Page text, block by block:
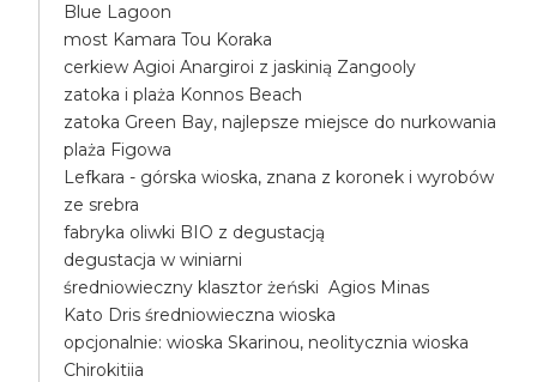
Blue Lagoon
most Kamara Tou Koraka
cerkiew Agioi Anargiroi z jaskinią Zangooly
zatoka i plaża Konnos Beach
zatoka Green Bay, najlepsze miejsce do nurkowania
plaża Figowa
Lefkara - górska wioska, znana z koronek i wyrobów
ze srebra
fabryka oliwki BIO z degustacją
degustacja w winiarni
średniowieczny klasztor żeński Agios Minas
Kato Dris średniowieczna wioska
opcjonalnie: wioska Skarinou, neolitycznia wioska
Chirokitiia